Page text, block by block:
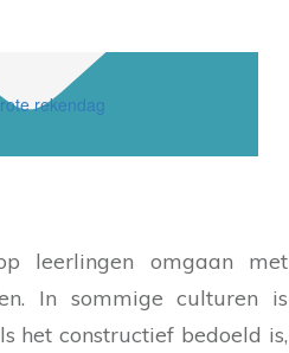
leerlingen omgaan met
In sommige culturen is
het constructief bedoeld is,